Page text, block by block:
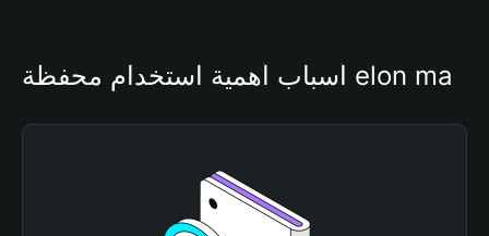
أسباب أهمية استخدام محفظة elon ma